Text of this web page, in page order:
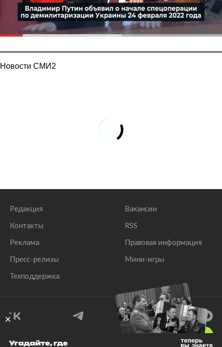
Новости СМИ2
Редакция
Контакты
Реклама
Пресс-релизы
Техподдержка
Вакансии
RSS
Правовая информация
Мини-игры
Угадайте, где